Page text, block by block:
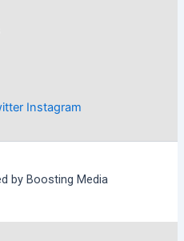
Instagram
by Boosting Media